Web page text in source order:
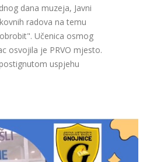
dana muzeja, Javni
radova na temu
Učenica osmog
osvojila je PRVO mjesto.
uspjehu